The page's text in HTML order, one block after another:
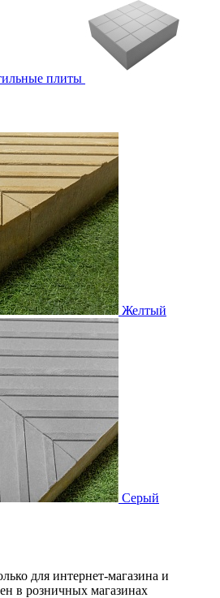
плиты
Желтый
Серый
для интернет-магазина и
в розничных магазинах